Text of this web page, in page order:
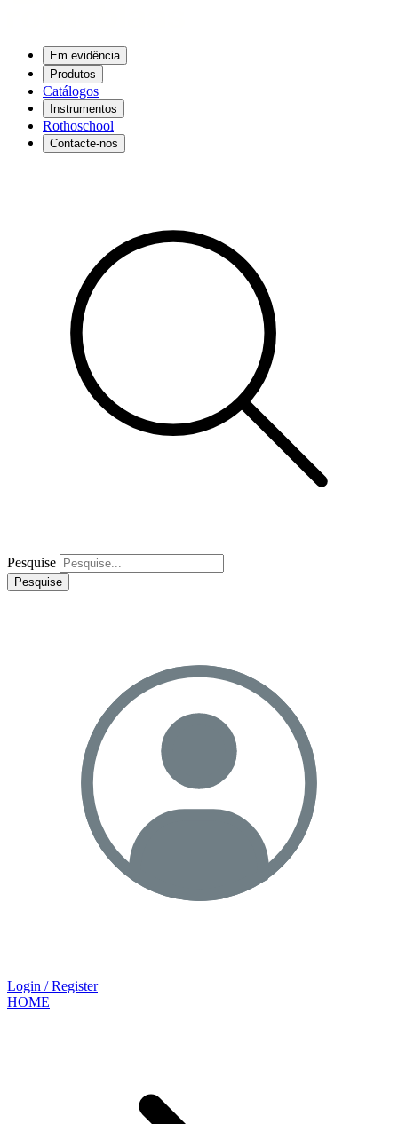
Em evidência
Produtos
Catálogos
Instrumentos
Rothoschool
Contacte-nos
Pesquise
Pesquise
Login / Register
HOME